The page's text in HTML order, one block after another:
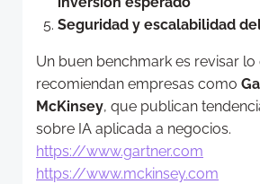
Seguridad y escalabilidad
Un buen benchmark es revisar lo
recomiendan empresas como
McKinsey, que publican
sobre IA aplicada a negocios.
https://www.gartner.com
https://www.mckinsey.com